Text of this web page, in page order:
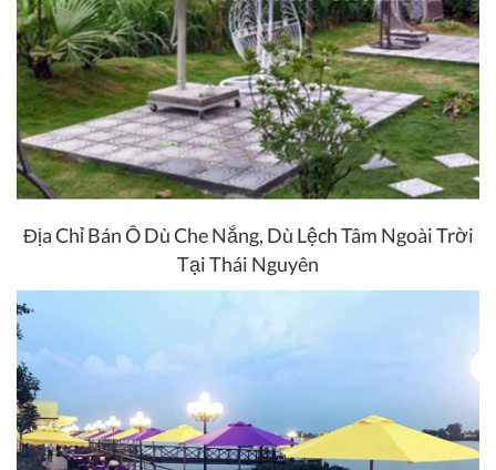
Địa Chỉ Bán Ô Dù Che Nắng, Dù Lệch Tâm Ngoài Trời
Tại Thái Nguyên